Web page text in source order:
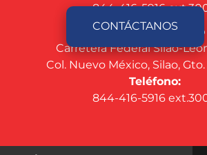
844-416-5916
Silao, Guanajuato
Carretera Federal Silao-
Col. Nuevo México, Silao, Gto.
Teléfono:
844-416-5916
CONTÁCTANOS